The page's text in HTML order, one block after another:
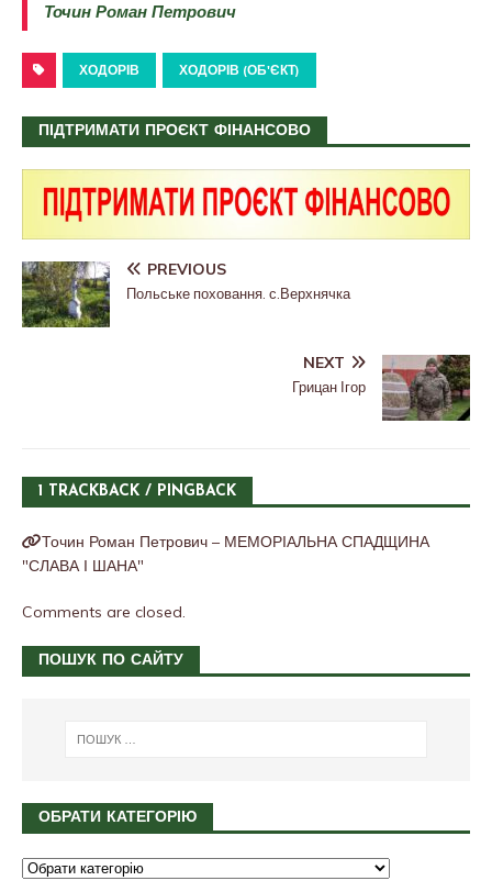
Точин Роман Петрович
ХОДОРІВ ХОДОРІВ (ОБ'ЄКТ)
ПІДТРИМАТИ ПРОЄКТ ФІНАНСОВО
PREVIOUS
Польське поховання. с.Верхнячка
NEXT
Грицан Ігор
1 TRACKBACK / PINGBACK
Точин Роман Петрович – МЕМОРІАЛЬНА СПАДЩИНА
"СЛАВА І ШАНА"
Comments are closed.
ПОШУК ПО САЙТУ
ОБРАТИ КАТЕГОРІЮ